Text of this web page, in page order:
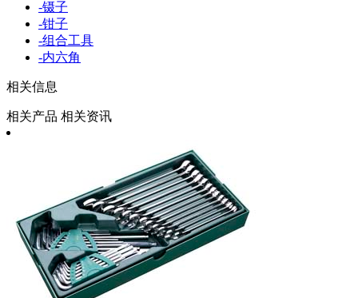
-镊子
-钳子
-组合工具
-内六角
相关信息
相关产品 相关资讯